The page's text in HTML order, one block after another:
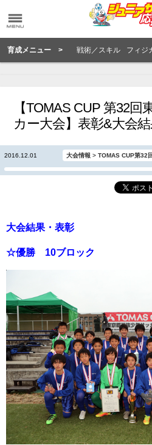
育成メニュー > 戦術／スキル フィジ
【TOMAS CUP 第32
カー大会】表彰&大会
2016.12.01 大会情報 > TOMAS CUP第32
大会結果・表彰
☆優勝 10ブロック